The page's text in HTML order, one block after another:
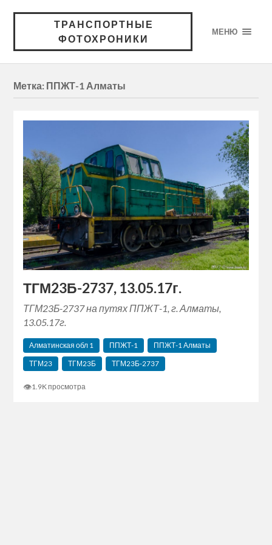
ТРАНСПОРТНЫЕ
ФОТОХРОНИКИ
МЕНЮ
Метка: ППЖТ-1 Алматы
ТГМ23Б-2737, 13.05.17г.
ТГМ23Б-2737 на путях ППЖТ-1, г. Алматы,
13.05.17г.
Алматинская‬ обл 1 ППЖТ-1
ППЖТ-1 Алматы
ТГМ23
ТГМ23Б ТГМ23Б-2737
👁1.9K просмотра